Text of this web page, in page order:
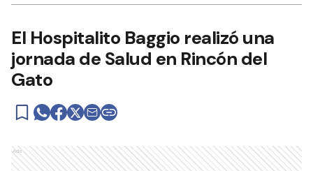
El Hospitalito Baggio realizó una
jornada de Salud en Rincón del
Gato
Ads